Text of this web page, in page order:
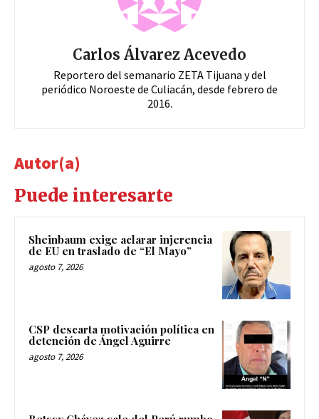
Carlos Álvarez Acevedo
Reportero del semanario ZETA Tijuana y del
periódico Noroeste de Culiacán, desde febrero de
2016.
Autor(a)
Puede interesarte
Sheinbaum exige aclarar injerencia
de EU en traslado de “El Mayo”
agosto 7, 2026
CSP descarta motivación política en
detención de Ángel Aguirre
agosto 7, 2026